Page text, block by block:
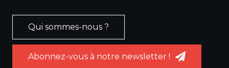
Qui sommes-nous ?
Abonnez-vous à notre newsletter !